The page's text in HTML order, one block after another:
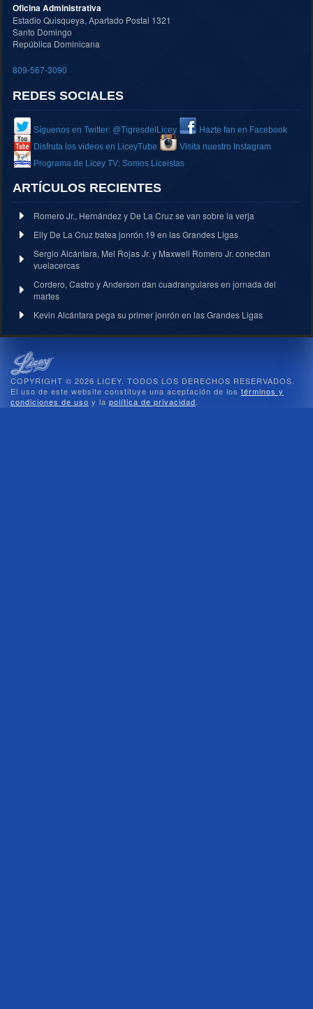
Oficina Administrativa
Estadio Quisqueya, Apartado Postal 1321
Santo Domingo
República Dominicana
809-567-3090
REDES SOCIALES
Síguenos en Twitter: @TigresdelLicey
Hazte fan en Facebook
Disfruta los videos en LiceyTube
Visita nuestro Instagram
Programa de Licey TV: Somos Liceistas
ARTÍCULOS RECIENTES
Romero Jr., Hernández y De La Cruz se van sobre la verja
Elly De La Cruz batea jonrón 19 en las Grandes Ligas
Sergio Alcántara, Mel Rojas Jr. y Maxwell Romero Jr. conectan
vuelacercas
Cordero, Castro y Anderson dan cuadrangulares en jornada del
martes
Kevin Alcántara pega su primer jonrón en las Grandes Ligas
COPYRIGHT © 2026 LICEY. TODOS LOS DERECHOS RESERVADOS.
El uso de este website constituye una aceptación de los términos y
condiciones de uso y la política de privacidad